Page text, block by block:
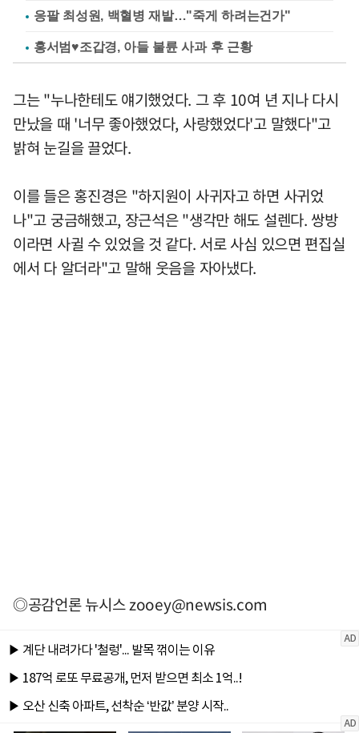
응팔 최성원, 백혈병 재발…"죽게 하려는건가"
홍서범♥조갑경, 아들 불륜 사과 후 근황
그는 "누나한테도 얘기했었다. 그 후 10여 년 지나 다시
만났을 때 '너무 좋아했었다, 사랑했었다'고 말했다"고
밝혀 눈길을 끌었다.
이를 들은 홍진경은 "하지원이 사귀자고 하면 사귀었
나"고 궁금해했고, 장근석은 "생각만 해도 설렌다. 쌍방
이라면 사귈 수 있었을 것 같다. 서로 사심 있으면 편집실
에서 다 알더라"고 말해 웃음을 자아냈다.
◎공감언론 뉴시스zooey@newsis.com